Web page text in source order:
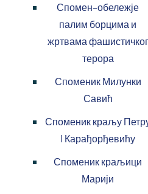
Спомен-обележје
палим борцима и
жртвама фашистичког
терора
Споменик Милунки
Савић
Споменик краљу
I Карађорђевићу
Споменик краљици
Марији